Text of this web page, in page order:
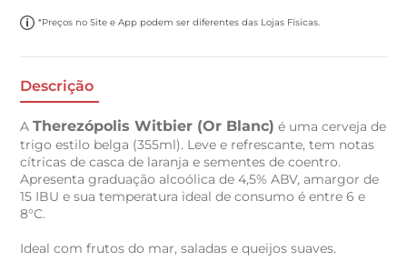
*Preços no Site e App podem ser diferentes das Lojas Físicas.
Descrição
ATherezópolis Witbier (Or Blanc) é uma cerveja de
trigo estilo belga (355ml). Leve e refrescante, tem notas
cítricas de casca de laranja e sementes de coentro.
Apresenta graduação alcoólica de 4,5% ABV, amargor de
15 IBU e sua temperatura ideal de consumo é entre 6 e
8°C.
Ideal com frutos do mar, saladas e queijos suaves.